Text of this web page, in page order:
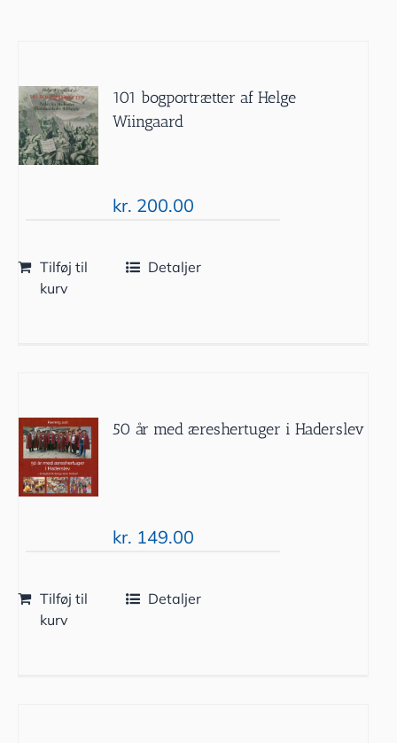
101 bogportrætter af Helge
Wiingaard
kr. 200.00
Tilføj til
kurv
Detaljer
50 år med æreshertuger i Haderslev
kr. 149.00
Tilføj til
kurv
Detaljer